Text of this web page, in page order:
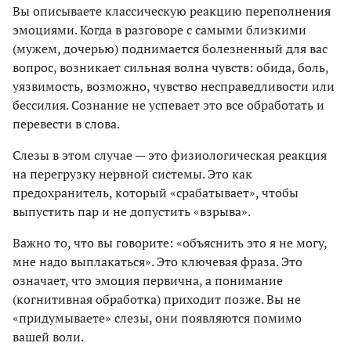
Вы описываете классическую реакцию переполнения
эмоциями. Когда в разговоре с самыми близкими
(мужем, дочерью) поднимается болезненный для вас
вопрос, возникает сильная волна чувств: обида, боль,
уязвимость, возможно, чувство несправедливости или
бессилия. Сознание не успевает это все обработать и
перевести в слова.
Слезы в этом случае — это физиологическая реакция
на перегрузку нервной системы. Это как
предохранитель, который «срабатывает», чтобы
выпустить пар и не допустить «взрыва».
Важно то, что вы говорите: «объяснить это я не могу,
мне надо выплакаться». Это ключевая фраза. Это
означает, что эмоция первична, а понимание
(когнитивная обработка) приходит позже. Вы не
«придумываете» слезы, они появляются помимо
вашей воли.